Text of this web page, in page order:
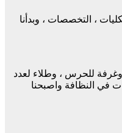
التحتية ، الكليات ، التخصصات ، وبدأنا
للحرس ، وطلاء لعدد
في النظافة واصبحنا